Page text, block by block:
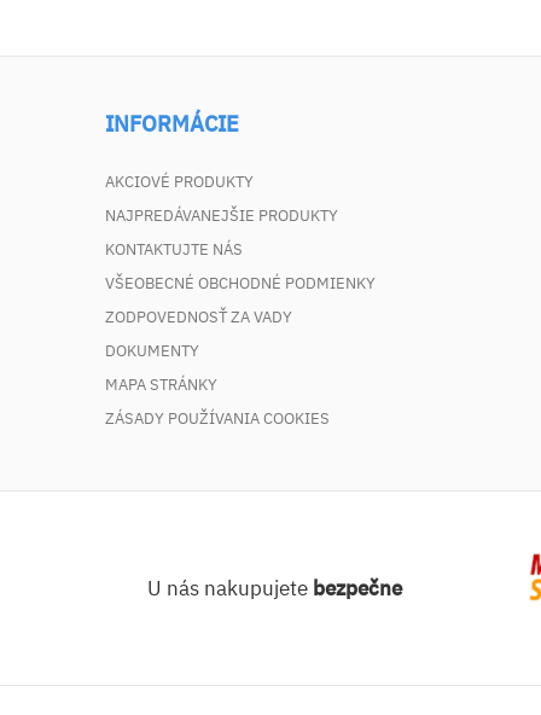
INFORMÁCIE
AKCIOVÉ PRODUKTY
NAJPREDÁVANEJŠIE PRODUKTY
KONTAKTUJTE NÁS
VŠEOBECNÉ OBCHODNÉ PODMIENKY
ZODPOVEDNOSŤ ZA VADY
DOKUMENTY
MAPA STRÁNKY
ZÁSADY POUŽÍVANIA COOKIES
U nás nakupujete bezpečne